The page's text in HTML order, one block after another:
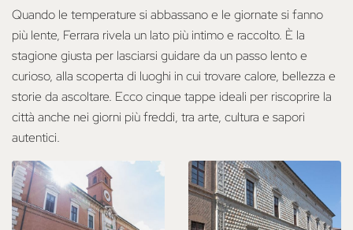
Quando le temperature si abbassano e le giornate si fanno
più lente, Ferrara rivela un lato più intimo e raccolto. È la
stagione giusta per lasciarsi guidare da un passo lento e
curioso, alla scoperta di luoghi in cui trovare calore, bellezza e
storie da ascoltare. Ecco cinque tappe ideali per riscoprire la
città anche nei giorni più freddi, tra arte, cultura e sapori
autentici.